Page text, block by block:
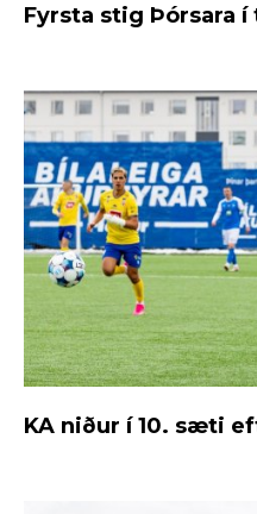
Fyrsta stig Þórsara í
KA niður í 10. sæti